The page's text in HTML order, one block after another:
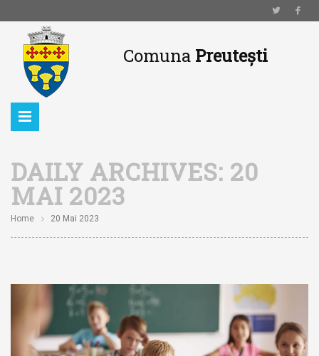
ComunaPreutești
DAILY ARCHIVES: 20
MAI 2023
Home 20 Mai 2023